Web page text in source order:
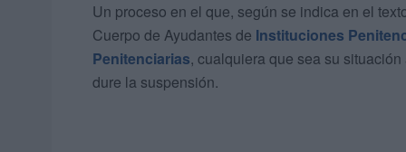
Un proceso en el que, según se indica en el
Cuerpo de Ayudantes de Instituciones
Penitenciarias, cualquiera que sea su
dure la suspensión.